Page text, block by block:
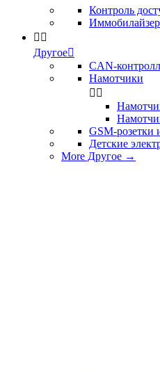
Контроль
 
Другое
CAN-
Намотчики
 
GSM-розетки
Детские
More Другое →